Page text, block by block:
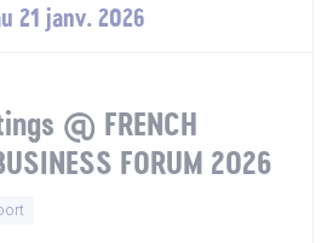
21 janv. 2026
@ FRENCH
FORUM 2026